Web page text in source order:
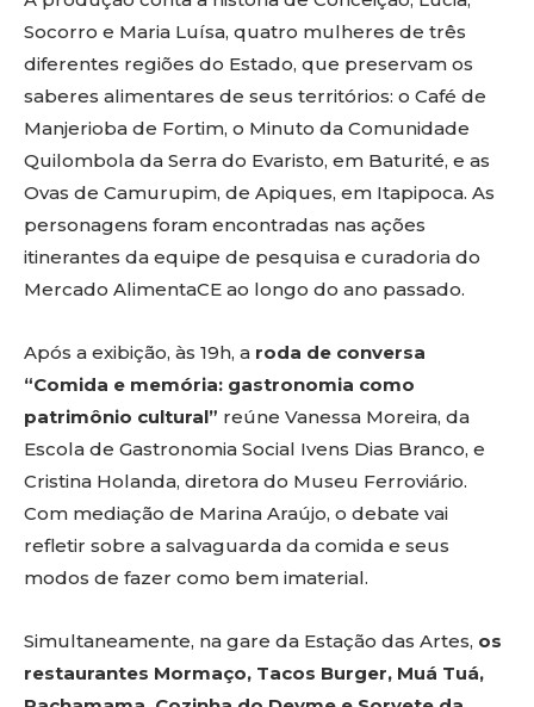
Socorro e Maria Luísa, quatro mulheres de três
diferentes regiões do Estado, que preservam os
saberes alimentares de seus territórios: o Café de
Manjerioba de Fortim, o Minuto da Comunidade
Quilombola da Serra do Evaristo, em Baturité, e as
Ovas de Camurupim, de Apiques, em Itapipoca. As
personagens foram encontradas nas ações
itinerantes da equipe de pesquisa e curadoria do
Mercado AlimentaCE ao longo do ano passado.
Após a exibição, às 19h, a roda de conversa
“Comida e memória: gastronomia como
patrimônio cultural” reúne Vanessa Moreira, da
Escola de Gastronomia Social Ivens Dias Branco, e
Cristina Holanda, diretora do Museu Ferroviário.
Com mediação de Marina Araújo, o debate vai
refletir sobre a salvaguarda da comida e seus
modos de fazer como bem imaterial.
Simultaneamente, na gare da Estação das Artes, os
restaurantes Mormaço, Tacos Burger, Muá Tuá,